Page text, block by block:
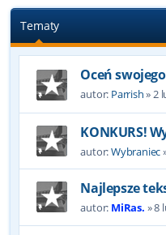
Tematy
Oceń
autor: Parrish»2
KONKURS!
autor:Wybraniec
Najlepsze
autor: MiRas. »8